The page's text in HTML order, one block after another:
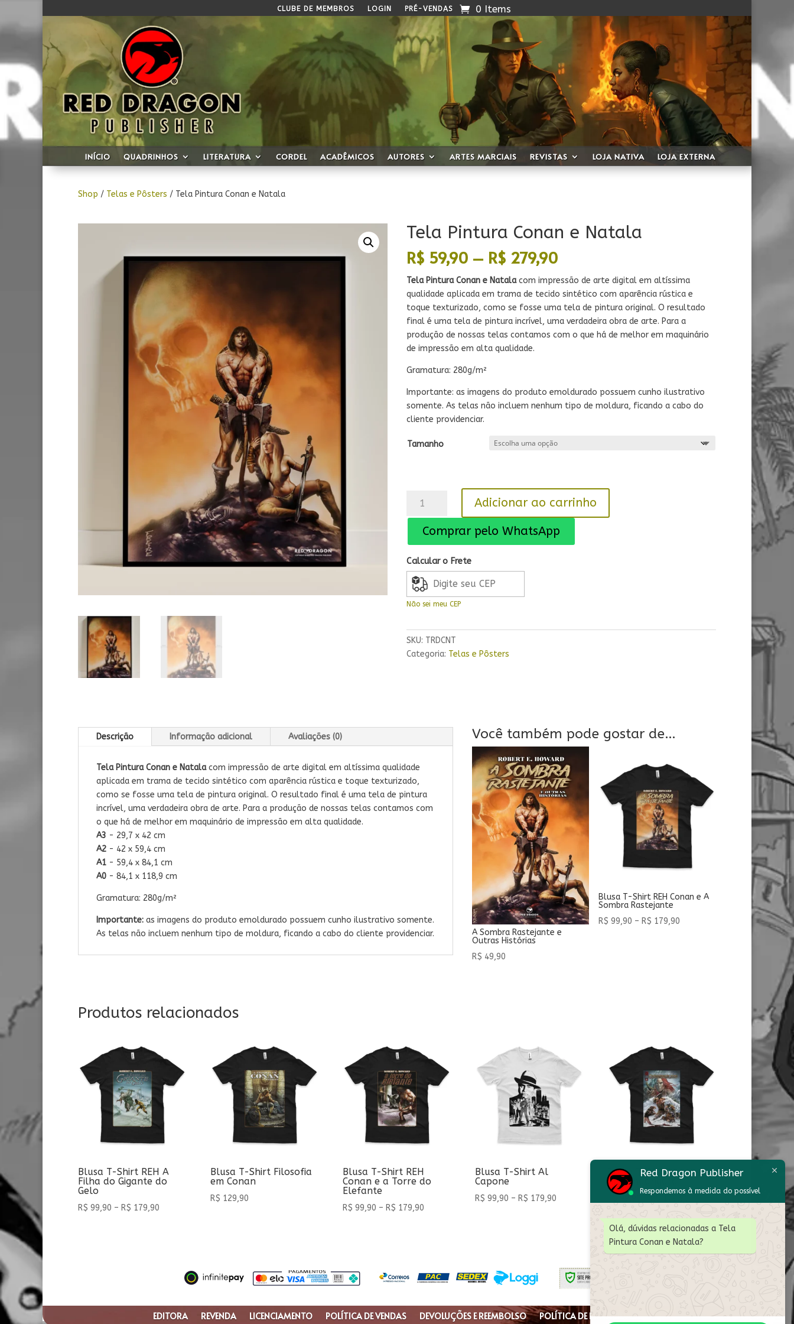
CLUBE DE MEMBROS LOGIN PRÉ-VENDAS 0 Items
INÍCIO QUADRINHOS LITERATURA CORDEL ACADÊMICOS AUTORES ARTES MARCIAIS REVISTAS LOJA NATIVA LOJA EXTERNA
Shop / Telas e Pôsters / Tela Pintura Conan e Natala
Tela Pintura Conan e Natala
R$ 59,90 – R$ 279,90Faixa
preço:
R$ 59,90
através
R$ 279,90
Tela Pintura Conan e Natalacom impressão de arte digital em altíssima
qualidade aplicada em trama de tecido sintético com aparência rústica e
toque texturizado, como se fosse uma tela de pintura original. O resultado
final é uma tela de pintura incrível, uma verdadeira obra de arte. Para a
produção de nossas telas contamos com o que há de melhor em maquinário
de impressão em alta qualidade.
Gramatura: 280g/m²
Importante: as imagens do produto emoldurado possuem cunho ilustrativo
somente. As telas não incluem nenhum tipo de moldura, ficando a cabo do
cliente providenciar.
Tamanho
quantidade
Adicionar ao carrinho
Comprar pelo WhatsApp
Calcular o Frete
Não sei meu CEP
SKU: TRDCNT
Categoria: Telas e Pôsters
Descrição Informação adicional Avaliações (0)
Tela Pintura Conan e Natalacom impressão de arte digital em altíssima qualidade
aplicada em trama de tecido sintético com aparência rústica e toque texturizado,
como se fosse uma tela de pintura original. O resultado final é uma tela de pintura
incrível, uma verdadeira obra de arte. Para a produção de nossas telas contamos com
o que há de melhor em maquinário de impressão em alta qualidade.
A3 - 29,7 x 42 cm
A2 - 42 x 59,4 cm
A1 - 59,4 x 84,1 cm
A0 - 84,1 x 118,9 cm
Gramatura: 280g/m²
Importante: as imagens do produto emoldurado possuem cunho ilustrativo somente.
As telas não incluem nenhum tipo de moldura, ficando a cabo do cliente providenciar.
Você também pode gostar de…
A Sombra Rastejante e
Outras Histórias
R$ 49,90
Blusa T-Shirt REH Conan e A
Sombra Rastejante
R$ 99,90 – R$ 179,90
Produtos relacionados
Blusa T-Shirt REH A
Filha do Gigante do
Gelo
R$ 99,90 – R$ 179,90
R$ 179,90
Blusa T-Shirt Filosofia
em Conan
R$ 129,90
Blusa T-Shirt REH
Conan e a Torre do
Elefante
R$ 99,90 – R$ 179,90
R$ 179,90
Blusa T-Shirt Al
Capone
R$ 99,90 – R$ 179,90
R$ 179,90
Blusa T-Shirt
Ghowndangard
99,90 R$
preço:
R$ 99,90
EDITORA REVENDA LICENCIAMENTO POLÍTICA DE VENDAS DEVOLUÇÕES E REEMBOLSO POLÍTICA DE PRIVACIDADE
Red Dragon Publisher
Respondemos à medida do possível
Olá, dúvidas relacionadas a Tela
Pintura Conan e Natala?